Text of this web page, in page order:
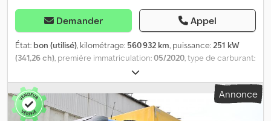
Demander Appel
État: bon (utilisé), kilométrage: 560 932 km, puissance: 251 kW
(341,26 ch) , première immatriculation:05/2020 , type de carburant:
315/70R22.5
d'essieux:6x2, empattement:6 570 mm, carburant:diesel, freins:
frein moteur, couleur:blanc, cabine conducteur:
cabine
couchette, type d'engrenage: automatique
Annonce